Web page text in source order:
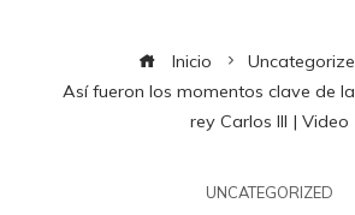
Inicio
Así fueron los momentos clave de
rey Carlos III | Video
UNCATEGORIZED